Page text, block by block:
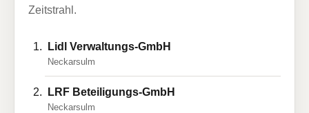
Zeitstrahl.
Lidl Verwaltungs-GmbH
Neckarsulm
LRF Beteiligungs-GmbH
Neckarsulm